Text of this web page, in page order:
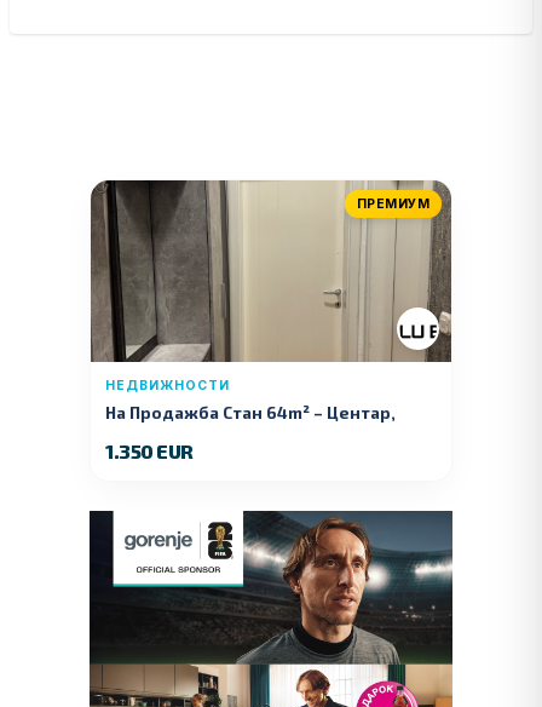
ПРЕМИУМ
НЕДВИЖНОСТИ
На Продажба Стан 64m² – Центар,
1.350 EUR